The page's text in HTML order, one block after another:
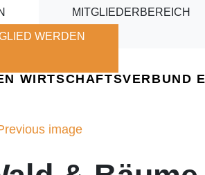
MITGLIEDERBEREICH
WERDEN
image